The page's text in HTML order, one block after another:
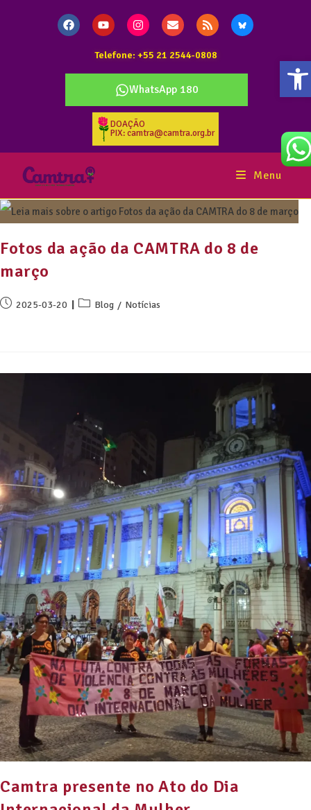
Telefone: +55 21 2544-0808
WhatsApp 180
DOAÇÃO
PIX: camtra@camtra.org.br
Menu
Fotos da ação da CAMTRA do 8 de
março
2025-03-20 Blog / Notícias
Camtra presente no Ato do Dia